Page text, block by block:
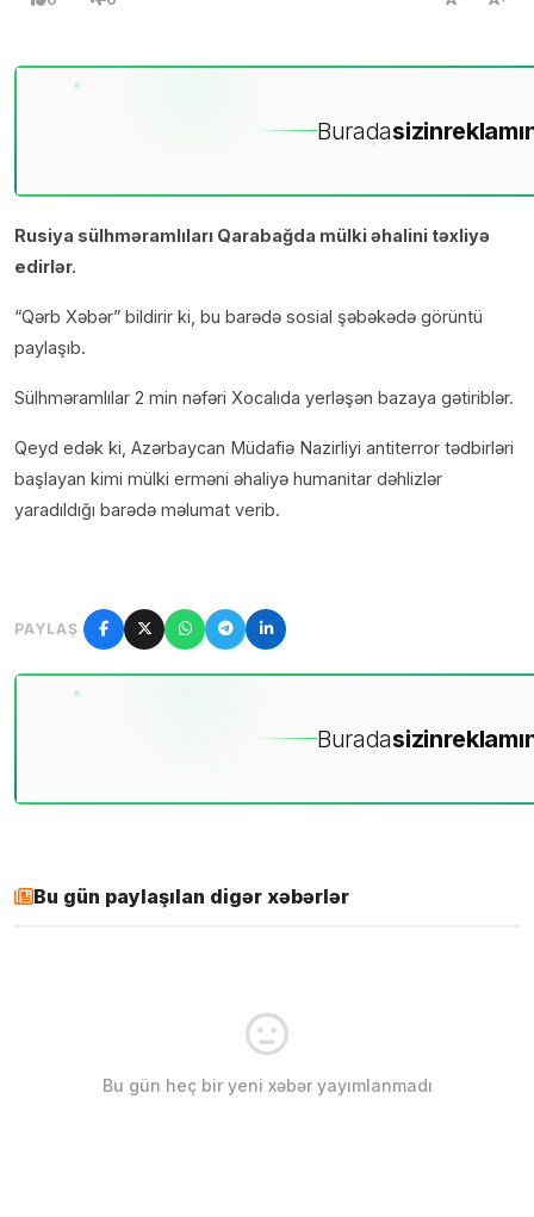
Buradasizin
Rusiya sülhməramlıları Qarabağda mülki əhalini təxliyə
edirlər.
“Qərb Xəbər” bildirir ki, bu barədə sosial şəbəkədə görüntü
paylaşıb.
Sülhməramlılar 2 min nəfəri Xocalıda yerləşən bazaya gətiriblər.
Qeyd edək ki, Azərbaycan Müdafiə Nazirliyi antiterror tədbirləri
başlayan kimi mülki erməni əhaliyə humanitar dəhlizlər
yaradıldığı barədə məlumat verib.
PAYLAŞ
Buradasizin
Bu gün paylaşılan digər xəbərlər
Bu gün heç bir yeni xəbər yayımlanmadı